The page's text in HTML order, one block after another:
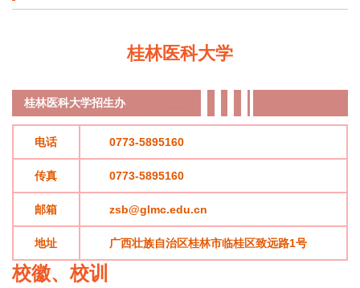
桂林医科大学
桂林医科大学招生办
电话 0773-5895160
传真 0773-5895160
邮箱 zsb@glmc.edu.cn
地址 广西壮族自治区桂林市临桂区致远路1号
校徽、校训